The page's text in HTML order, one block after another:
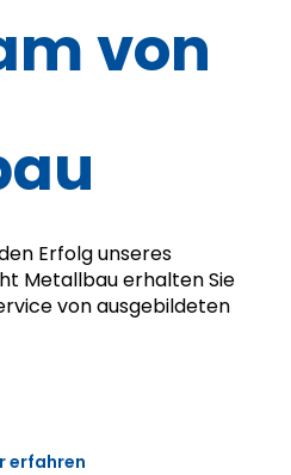
von
Erfolg unseres
Metallbau erhalten Sie
von ausgebildeten
erfahren